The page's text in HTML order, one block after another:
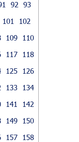
92
93
101
102
109
110
117
118
125
126
133
134
141
142
149
150
157
158